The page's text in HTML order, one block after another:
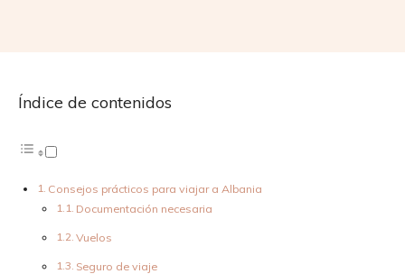
Índice de contenidos
Consejos prácticos para viajar a Albania
Documentación necesaria
Vuelos
Seguro de viaje